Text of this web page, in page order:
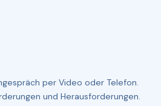
per Video oder Telefon.
und Herausforderungen.